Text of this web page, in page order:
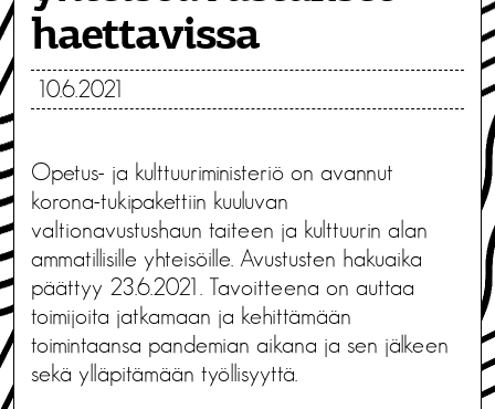
haettavissa
10.6.2021
Opetus- ja kulttuuriministeriö on avannut
korona-tukipakettiin kuuluvan
valtionavustushaun taiteen ja kulttuurin alan
ammatillisille yhteisöille. Avustusten hakuaika
päättyy 23.6.2021. Tavoitteena on auttaa
toimijoita jatkamaan ja kehittämään
toimintaansa pandemian aikana ja sen jälkeen
sekä ylläpitämään työllisyyttä.